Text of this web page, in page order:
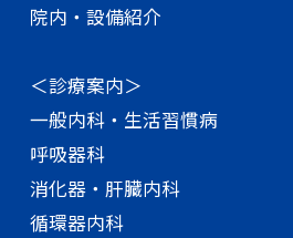
院内・設備紹介
＜診療案内＞
一般内科・生活習慣病
呼吸器科
消化器・肝臓内科
循環器内科